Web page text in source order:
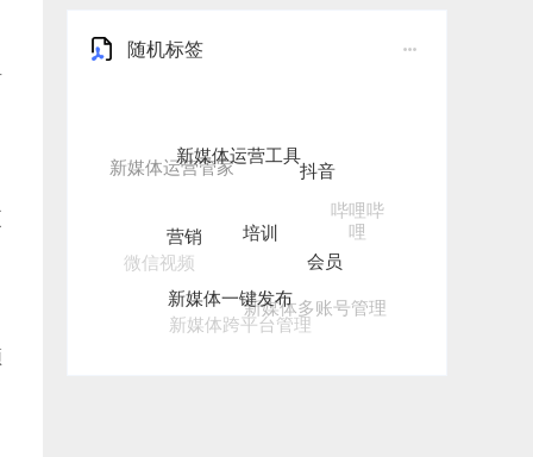
随机标签
哔哩哔
哩
微信视频
新媒体多账号管理
新媒体跨平台管理
新媒体一键发布